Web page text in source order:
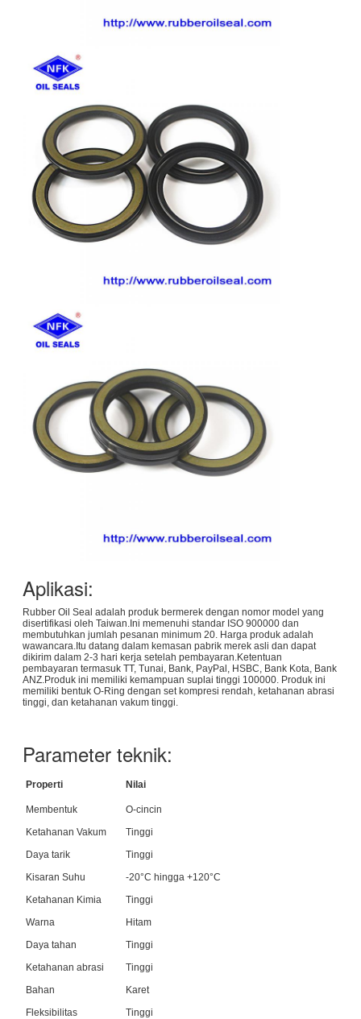
Aplikasi:
Rubber Oil Seal adalah produk bermerek dengan nomor model yang
disertifikasi oleh Taiwan.Ini memenuhi standar ISO 900000 dan
membutuhkan jumlah pesanan minimum 20. Harga produk adalah
wawancara.Itu datang dalam kemasan pabrik merek asli dan dapat
dikirim dalam 2-3 hari kerja setelah pembayaran.Ketentuan
pembayaran termasuk TT, Tunai, Bank, PayPal, HSBC, Bank Kota, Bank
ANZ.Produk ini memiliki kemampuan suplai tinggi 100000. Produk ini
memiliki bentuk O-Ring dengan set kompresi rendah, ketahanan abrasi
tinggi, dan ketahanan vakum tinggi.
Parameter teknik:
Properti Nilai
Membentuk
O-cincin
Ketahanan Vakum
Tinggi
Daya tarik
Tinggi
Kisaran Suhu
-20°C hingga +120°C
Ketahanan Kimia
Tinggi
Warna
Hitam
Daya tahan
Tinggi
Ketahanan abrasi
Tinggi
Bahan
Karet
Fleksibilitas
Tinggi